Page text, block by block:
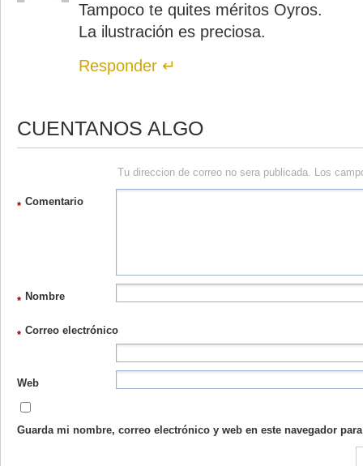
Tampoco te quites méritos Oyros.
La ilustración es preciosa.
Responder
CUENTANOS ALGO
Tu direccion de correo no sera publicada. Los
Comentario
*
Nombre
*
Correo electrónico
*
Web
Guarda mi nombre, correo electrónico y web en este navegador